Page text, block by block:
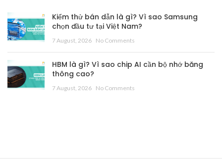
Kiểm thử bán dẫn là gì? Vì sao Samsung
chọn đầu tư tại Việt Nam?
7 August, 2026 No Comments
HBM là gì? Vì sao chip AI cần bộ nhớ băng
thông cao?
7 August, 2026 No Comments